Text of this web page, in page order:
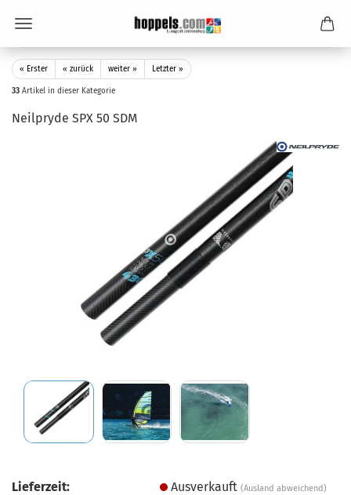
« Erster « zurück weiter » Letzter »
33 Artikel in dieser Kategorie
Neilpryde SPX 50 SDM
Lieferzeit: Ausverkauft(Ausland abweichend)